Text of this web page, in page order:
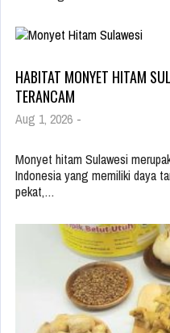
HABITAT MONYET HITAM
TERANCAM
Aug 1, 2026 -
Monyet hitam Sulawesi
Indonesia yang memiliki daya
pekat,…